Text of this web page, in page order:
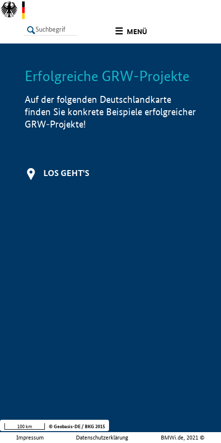
MENÜ
LISTE Info
Erfolgreiche GRW-Projekte
Auf der folgenden Deutschlandkarte
finden Sie konkrete Beispiele erfolgreicher
GRW-Projekte!
LOS GEHT'S
Impressum Datenschutzerklärung BMWi.de, 2021 ©
100 km © Geobasis-DE / BKG 2015